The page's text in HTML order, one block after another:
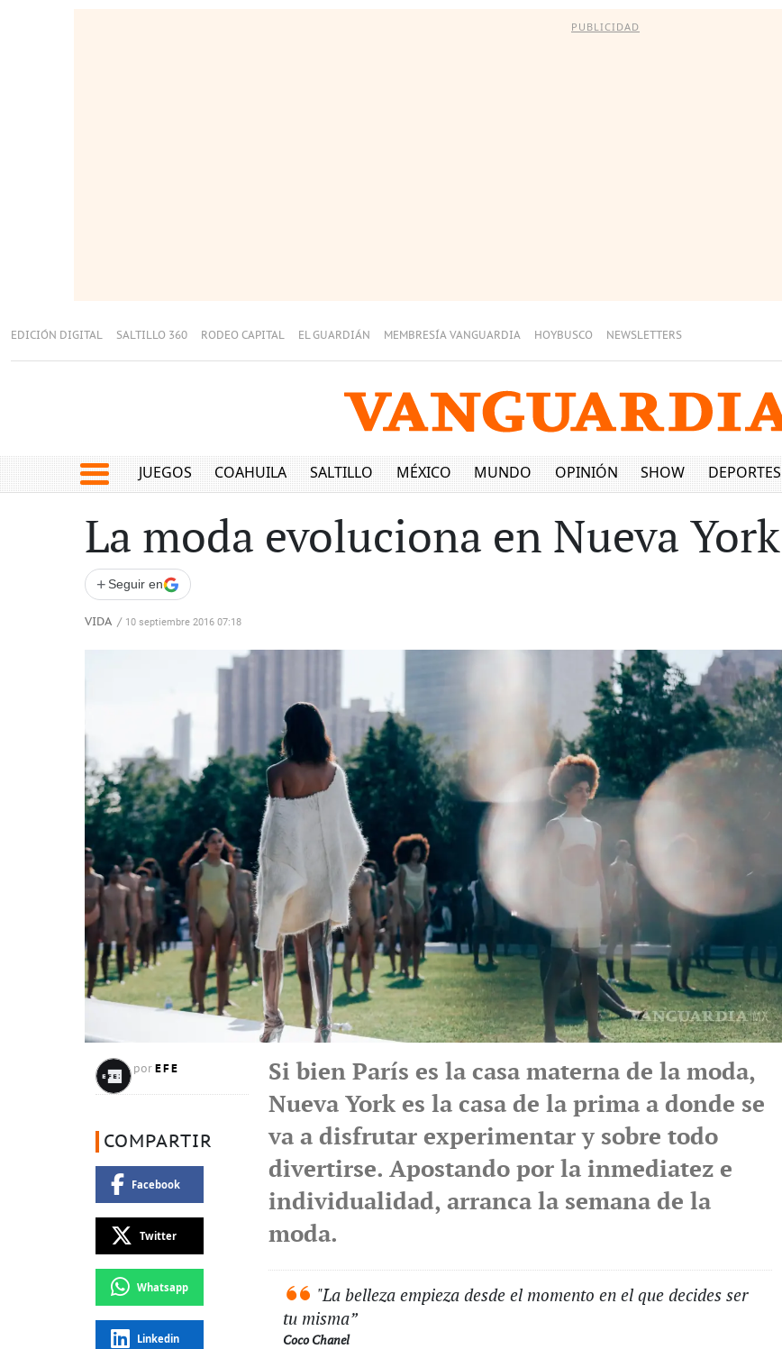
PUBLICIDAD
EDICIÓN DIGITAL SALTILLO 360 RODEO CAPITAL EL GUARDIÁN MEMBRESÍA VANGUARDIA HOYBUSCO NEWSLETTERS
JUEGOS COAHUILA SALTILLO MÉXICO MUNDO OPINIÓN SHOW DEPORTES
La moda evoluciona en Nueva York
+ Seguir en
VIDA / 10 septiembre 2016 07:18
por EFE
COMPARTIR
Facebook
Twitter
Whatsapp
Linkedin
Si bien París es la casa materna de la moda,
Nueva York es la casa de la prima a donde se
va a disfrutar experimentar y sobre todo
divertirse. Apostando por la inmediatez e
individualidad, arranca la semana de la
moda.
"La belleza empieza desde el momento en el que decides ser
tu misma”
Coco Chanel